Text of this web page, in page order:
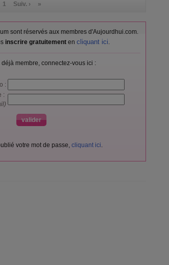
1 Suiv. › »
sont réservés aux membres d'Aujourdhui.com.
inscrire gratuitementen cliquant ici.
déjà membre, connectez-vous ici :
:
:
votre mot de passe, cliquant ici.